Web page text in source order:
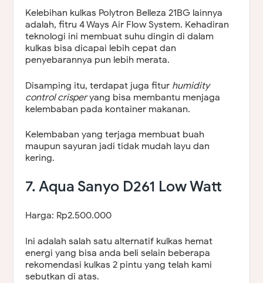
Kelebihan kulkas Polytron Belleza 21BG lainnya
adalah, fitru 4 Ways Air Flow System. Kehadiran
teknologi ini membuat suhu dingin di dalam
kulkas bisa dicapai lebih cepat dan
penyebarannya pun lebih merata.
Disamping itu, terdapat juga fitur humidity
control crisperyang bisa membantu menjaga
kelembaban pada kontainer makanan.
Kelembaban yang terjaga membuat buah
maupun sayuran jadi tidak mudah layu dan
kering.
7. Aqua Sanyo D261 Low Watt
Harga: Rp2.500.000
Ini adalah salah satu alternatif kulkas hemat
energi yang bisa anda beli selain beberapa
rekomendasi kulkas 2 pintu yang telah kami
sebutkan di atas.